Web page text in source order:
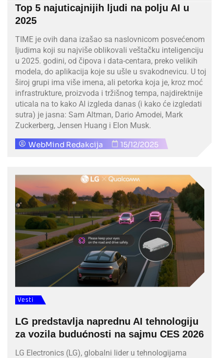
Top 5 najuticajnijih ljudi na polju AI u
2025
TIME je ovih dana izašao sa naslovnicom posvećenom
ljudima koji su najviše oblikovali veštačku inteligenciju
u 2025. godini, od čipova i data-centara, preko velikih
modela, do aplikacija koje su ušle u svakodnevicu. U toj
široj grupi ima više imena, ali petorka koja je, kroz moć
infrastrukture, proizvoda i tržišnog tempa, najdirektnije
uticala na to kako AI izgleda danas (i kako će izgledati
sutra) je jasna: Sam Altman, Dario Amodei, Mark
Zuckerberg, Jensen Huang i Elon Musk.
WebMind Redakcija 15/12/2025
Vesti
LG predstavlja naprednu AI tehnologiju
za vozila budućnosti na sajmu CES 2026
LG Electronics (LG), globalni lider u tehnologijama